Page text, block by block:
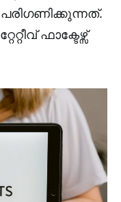
ഫാക്ടേഴ്സ്